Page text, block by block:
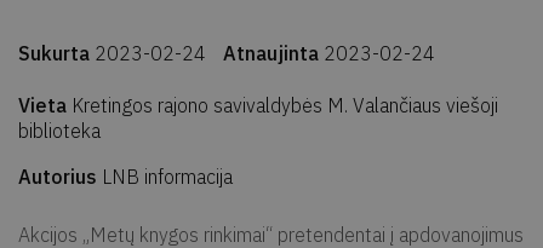
Sukurta 2023-02-24 Atnaujinta 2023-02-24
Vieta Kretingos rajono savivaldybės M. Valančiaus viešoji
biblioteka
Autorius LNB informacija
Akcijos „Metų knygos rinkimai“ pretendentai į apdovanojimus